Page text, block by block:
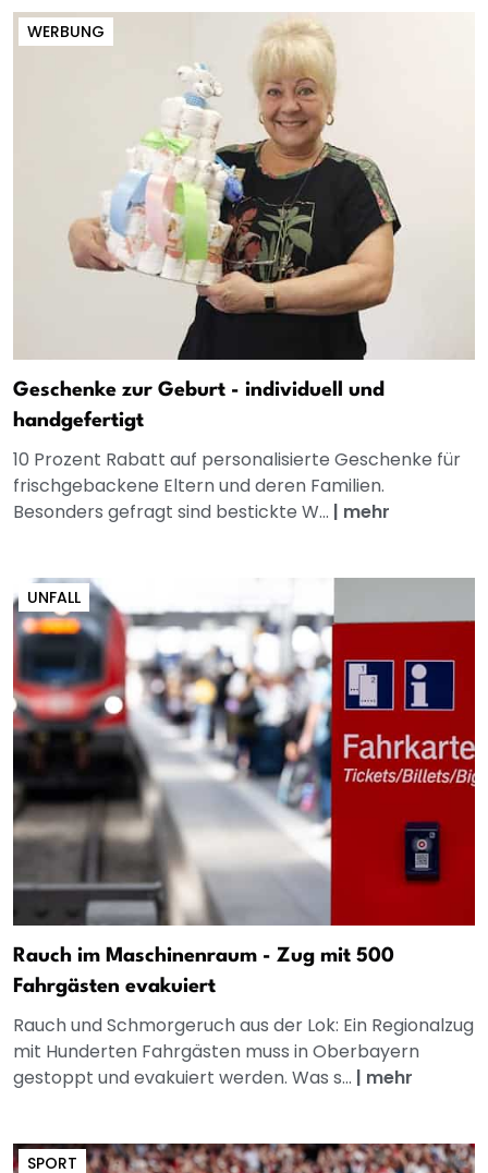
WERBUNG
Geschenke zur Geburt - individuell und
handgefertigt
10 Prozent Rabatt auf personalisierte Geschenke für
frischgebackene Eltern und deren Familien.
Besonders gefragt sind bestickte W... | mehr
UNFALL
Rauch im Maschinenraum - Zug mit 500
Fahrgästen evakuiert
Rauch und Schmorgeruch aus der Lok: Ein Regionalzug
mit Hunderten Fahrgästen muss in Oberbayern
gestoppt und evakuiert werden. Was s... | mehr
SPORT